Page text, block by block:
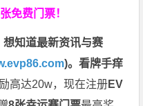
免费门票！
想知道最新资讯与赛
)。看牌手痒
高达20w，现在注册EV